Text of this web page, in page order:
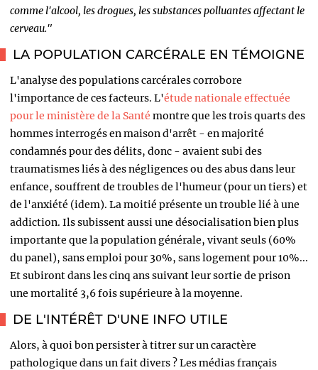
comme l'alcool, les drogues, les substances polluantes affectant le
cerveau."
LA POPULATION CARCÉRALE EN TÉMOIGNE
L'analyse des populations carcérales corrobore
l'importance de ces facteurs. L'étude nationale effectuée
pour le ministère de la Santé montre que les trois quarts des
hommes interrogés en maison d'arrêt - en majorité
condamnés pour des délits, donc - avaient subi des
traumatismes liés à des négligences ou des abus dans leur
enfance, souffrent de troubles de l'humeur (pour un tiers) et
de l'anxiété (idem). La moitié présente un trouble lié à une
addiction. Ils subissent aussi une désocialisation bien plus
importante que la population générale, vivant seuls (60%
du panel), sans emploi pour 30%, sans logement pour 10%...
Et subiront dans les cinq ans suivant leur sortie de prison
une mortalité 3,6 fois supérieure à la moyenne.
DE L'INTÉRÊT D'UNE INFO UTILE
Alors, à quoi bon persister à titrer sur un caractère
pathologique dans un fait divers ? Les médias français